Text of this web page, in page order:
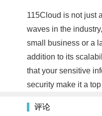
115Cloud is not just
waves in the
small business or a
addition to its
that your sensitive
security make it a
评论